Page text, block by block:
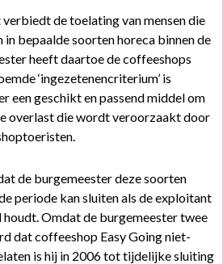
de toelating van mensen die
bepaalde soorten horeca binnen de
heeft daartoe de coffeeshops
‘ingezetenencriterium’ is
een geschikt en passend middel om
overlast die wordt veroorzaakt door
de burgemeester deze soorten
periode kan sluiten als de exploitant
houdt. Omdat de burgemeester twee
dat coffeeshop Easy Going niet-
is hij in 2006 tot tijdelijke sluiting